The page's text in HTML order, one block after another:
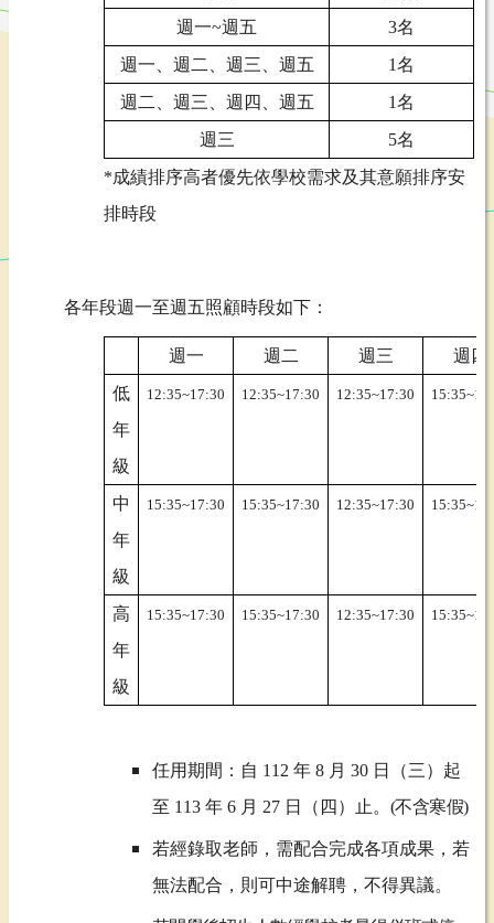
週一~週五
3名
週一、週二、週三、週五
1名
週二、週三、週四、週五
1名
週三
5名
*成績排序高者優先依學校需求及其意願排序安
排時段
各年段週一至週五照顧時段如下：
週一 週二 週三
週四
低
年
級
12:35~17:30 12:35~17:30 12:35~17:30
中
年
級
15:35~17:30 15:35~17:30 12:35~17:30
高
年
級
15:35~17:30 15:35~17:30 12:35~17:30
任用期間：自 112 年 8 月 30 日（三）起
至 113 年 6 月 27 日（四）止。 (不含寒假)
若經錄取老師，需配合完成各項成果，若
無法配合，則可中途解聘，不得異議。